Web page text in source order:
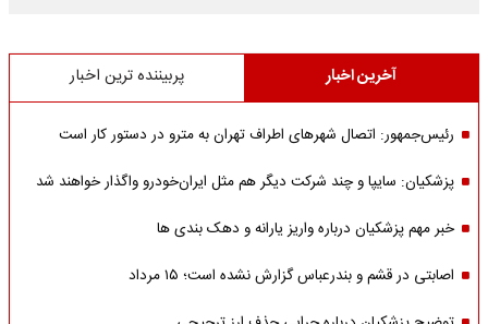
آخرین اخبار پربیننده ترین اخبار
رئیس‌جمهور: اتصال شهرهای اطراف تهران به مترو در دستور کار است
پزشکیان: سایپا و چند شرکت دیگر هم مثل ایران‌خودرو واگذار خواهند شد
خبر مهم پزشکیان درباره واریز یارانه و دهک بندی ها
اصابتی در قشم و بندرعباس گزارش نشده است؛ ۱۵ مرداد